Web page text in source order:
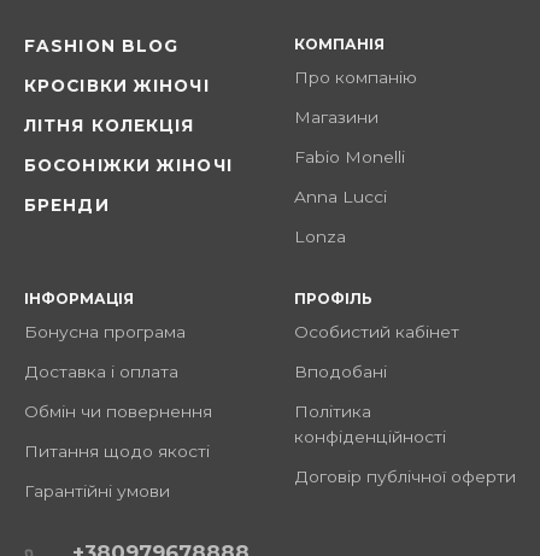
FASHION BLOG
КРОСІВКИ ЖІНОЧІ
ЛІТНЯ КОЛЕКЦІЯ
БОСОНІЖКИ ЖІНОЧІ
БРЕНДИ
КОМПАНІЯ
Про компанію
Магазини
Fabio Monelli
Anna Lucci
Lonza
ІНФОРМАЦІЯ
Бонусна програма
Доставка і оплата
Обмін чи повернення
Питання щодо якості
Гарантійні умови
ПРОФІЛЬ
Особистий кабінет
Вподобані
Політика
конфіденційності
Договір публічної оферти